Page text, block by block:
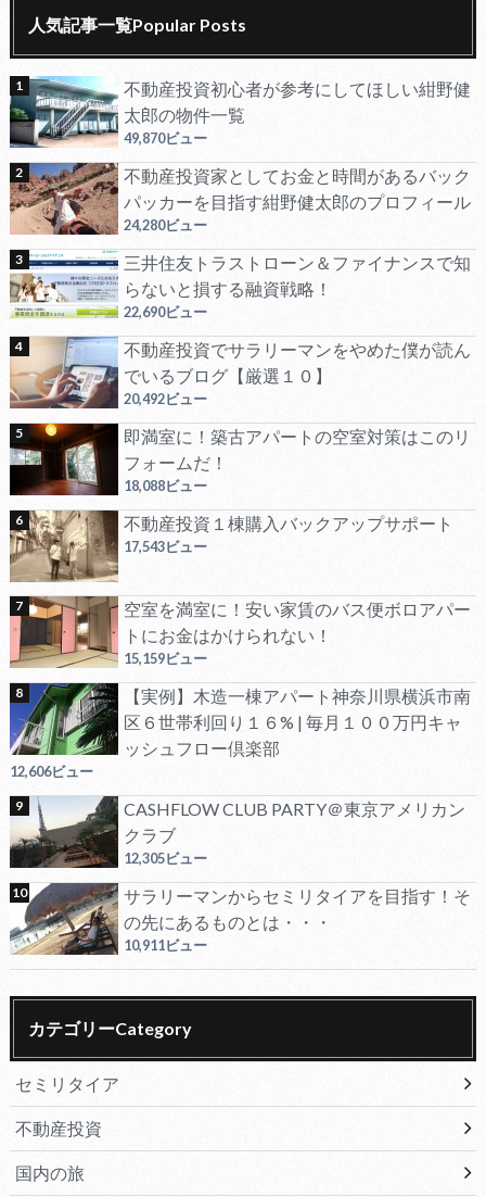
人気記事一覧Popular Posts
不動産投資初心者が参考にしてほしい紺野健
太郎の物件一覧
49,870ビュー
不動産投資家としてお金と時間があるバック
パッカーを目指す紺野健太郎のプロフィール
24,280ビュー
三井住友トラストローン＆ファイナンスで知
らないと損する融資戦略！
22,690ビュー
不動産投資でサラリーマンをやめた僕が読ん
でいるブログ【厳選１０】
20,492ビュー
即満室に！築古アパートの空室対策はこのリ
フォームだ！
18,088ビュー
不動産投資１棟購入バックアップサポート
17,543ビュー
空室を満室に！安い家賃のバス便ボロアパー
トにお金はかけられない！
15,159ビュー
【実例】木造一棟アパート神奈川県横浜市南
区６世帯利回り１６% | 毎月１００万円キャ
ッシュフロー倶楽部
12,606ビュー
CASHFLOW CLUB PARTY＠東京アメリカン
クラブ
12,305ビュー
サラリーマンからセミリタイアを目指す！そ
の先にあるものとは・・・
10,911ビュー
カテゴリーCategory
セミリタイア
不動産投資
国内の旅